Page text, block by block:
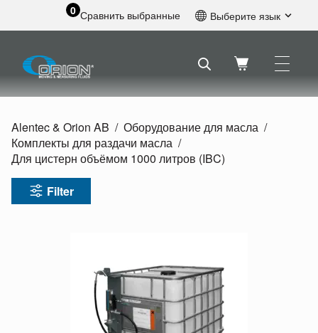
0 Сравнить выбранные Выберите язык
Шведский
Голландский
Немецкий
Русский
Alentec & Orion AB
Оборудование для масла
Комплекты для раздачи масла
Для цистерн объёмом 1000 литров (IBC)
Filter